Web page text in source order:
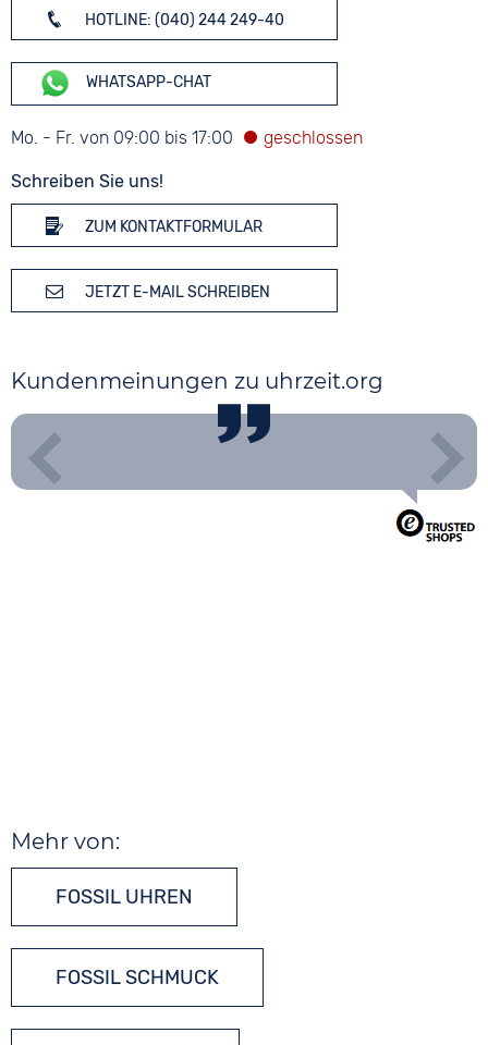
HOTLINE: (040) 244 249-40
WHATSAPP-CHAT
Mo. - Fr. von 09:00 bis 17:00
Schreiben Sie uns!
ZUM KONTAKTFORMULAR
JETZT E-MAIL SCHREIBEN
Kundenmeinungen zu uhrzeit.org
Mehr von:
FOSSIL UHREN
FOSSIL SCHMUCK